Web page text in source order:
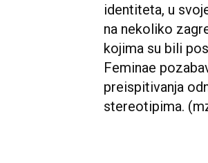
identiteta, u
na nekoliko
kojima su bili
Feminae
preispitivanja
stereotipima.